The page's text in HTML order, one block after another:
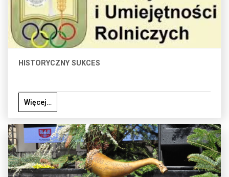
HISTORYCZNY SUKCES
Więcej…